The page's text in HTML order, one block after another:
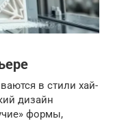
в стили хай-
дизайн
формы,